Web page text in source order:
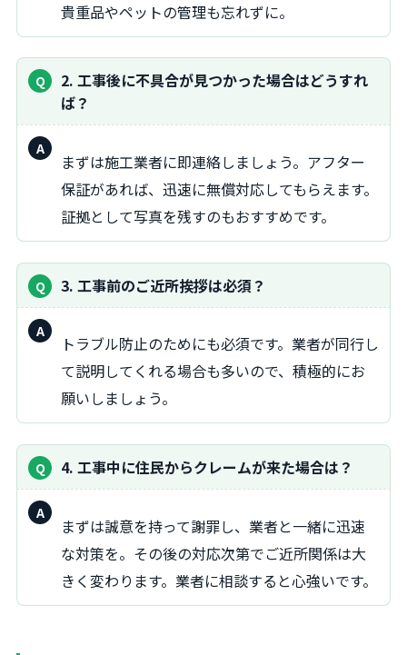
貴重品やペットの管理も忘れずに。
2. 工事後に不具合が見つかった場合はどうすれ
ば？
答：
まずは施工業者に即連絡しましょう。アフター
保証があれば、迅速に無償対応してもらえます。
証拠として写真を残すのもおすすめです。
3. 工事前のご近所挨拶は必須？
答：
トラブル防止のためにも必須です。業者が同行し
て説明してくれる場合も多いので、積極的にお
願いしましょう。
4. 工事中に住民からクレームが来た場合は？
答：
まずは誠意を持って謝罪し、業者と一緒に迅速
な対策を。その後の対応次第でご近所関係は大
きく変わります。業者に相談すると心強いです。